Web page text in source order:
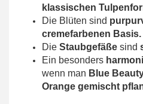
klassischen
Die Blüten sind
cremefarbenen Basis.
Die Staubgefäße sind
Ein besonders
wenn man Blue
Orange gemischt